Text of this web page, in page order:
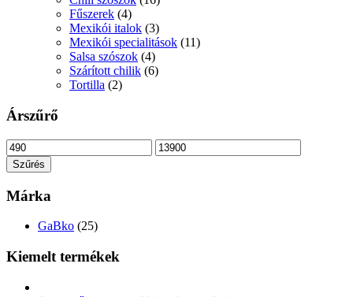
Fűszerek (4)
Mexikói italok (3)
Mexikói specialitások (11)
Salsa szószok (4)
Szárított chilik (6)
Tortilla (2)
Árszűrő
Min
ár
Max
ár
Szűrés
Márka
GaBko (25)
Kiemelt termékek